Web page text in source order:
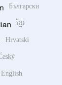
Български
ខ្មែរ
Hrvatski
English